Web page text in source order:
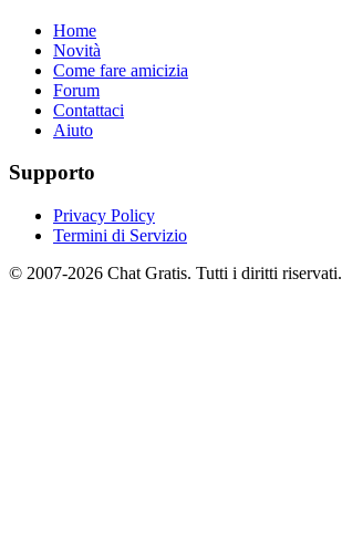
Home
Novità
Come fare amicizia
Forum
Contattaci
Aiuto
Supporto
Privacy Policy
Termini di Servizio
© 2007-2026 Chat Gratis. Tutti i diritti riservati.